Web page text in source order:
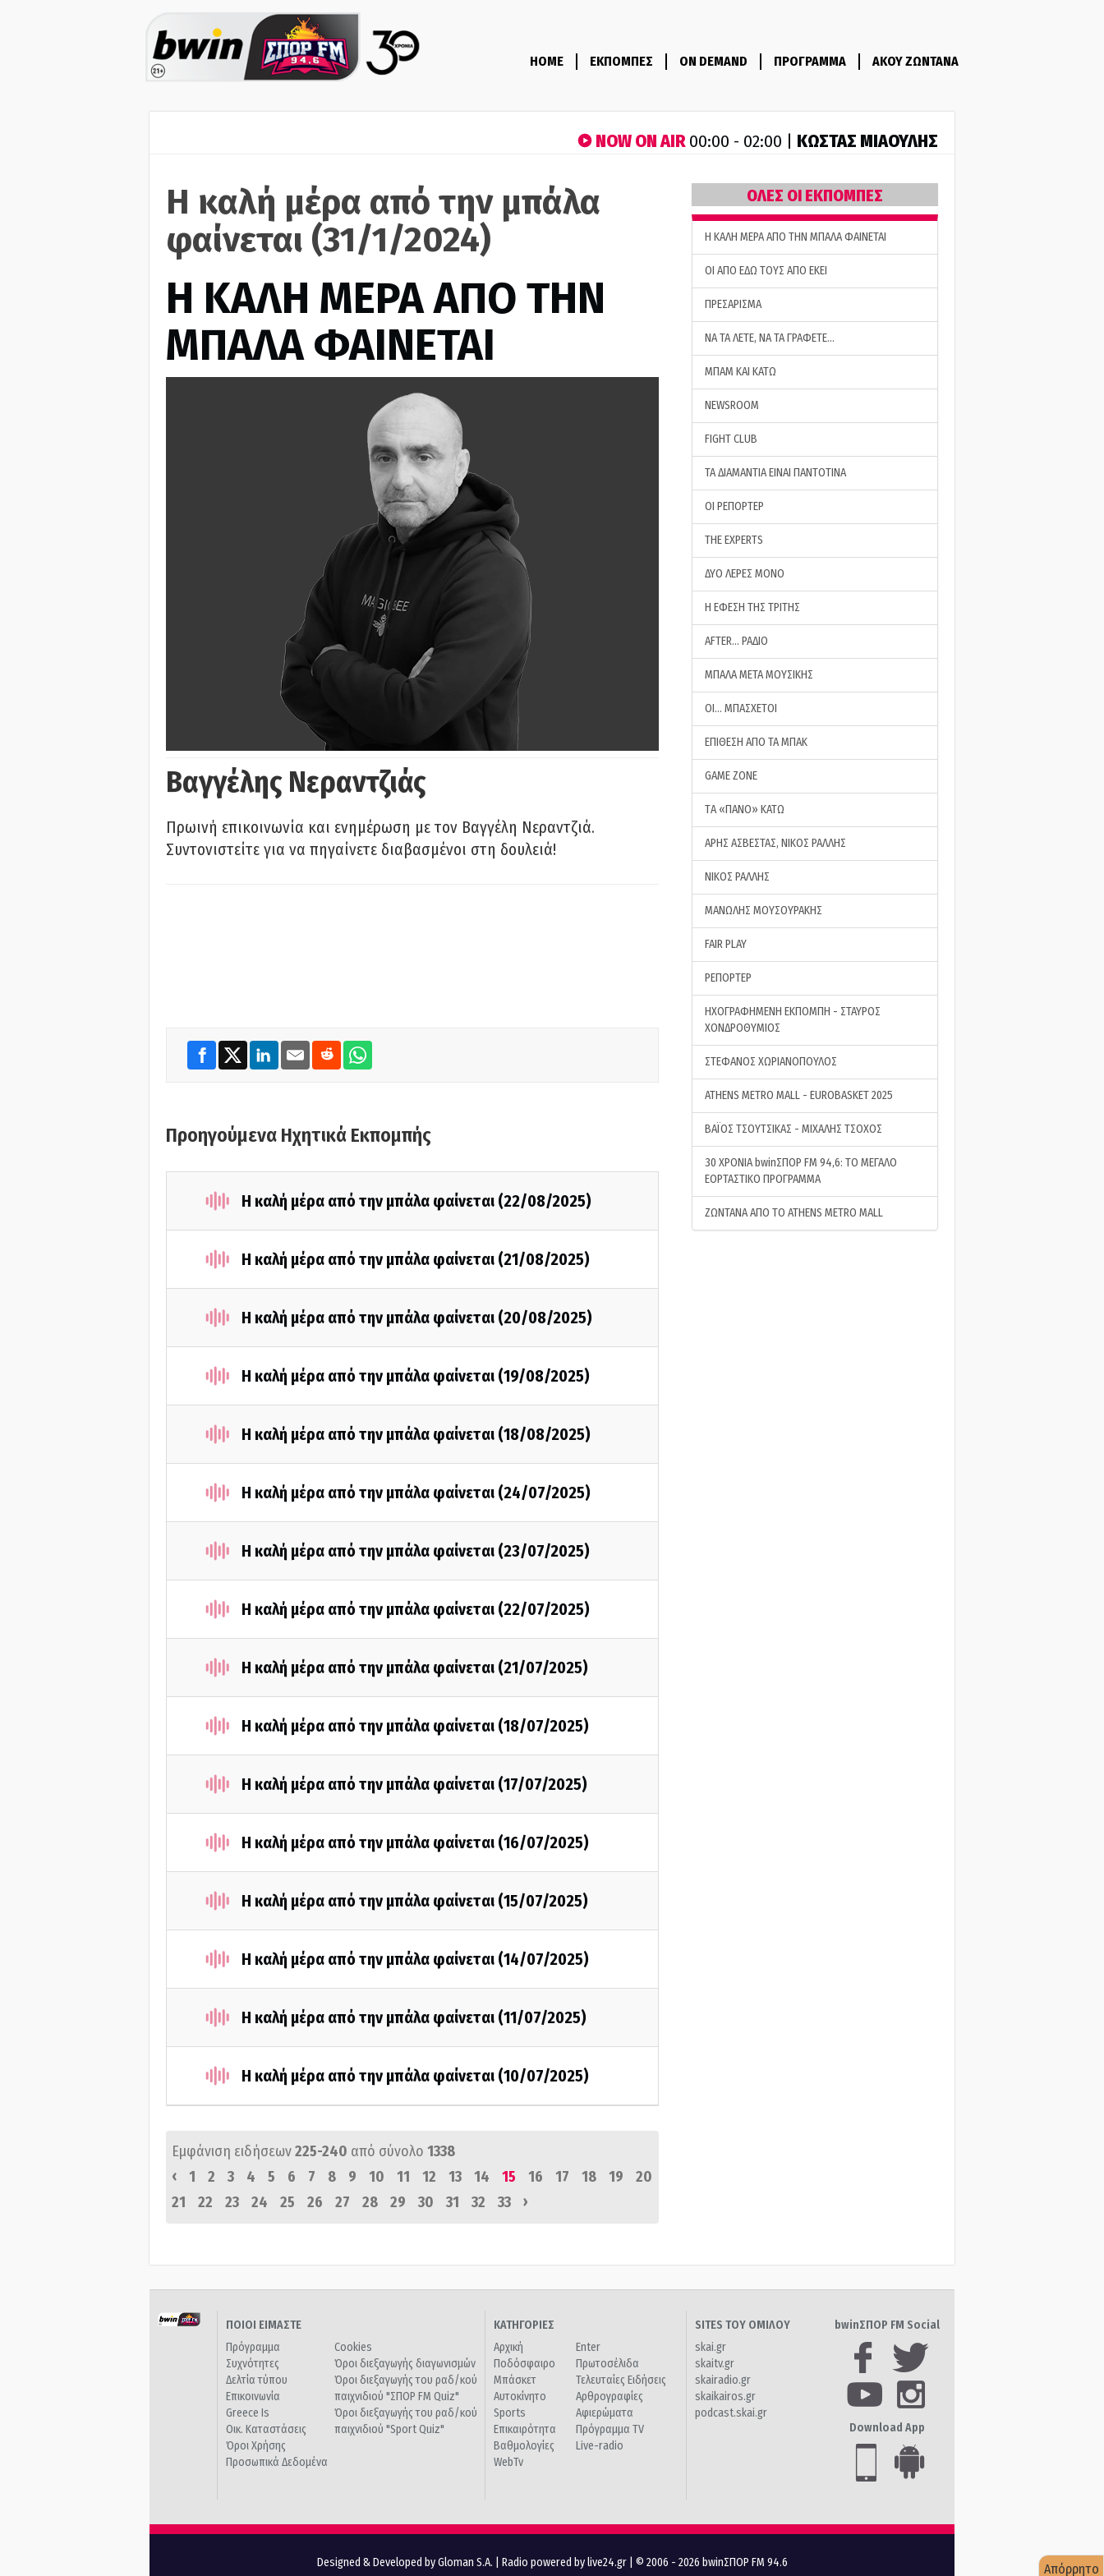
HOME ΕΚΠΟΜΠΕΣ ON DEMAND ΠΡΟΓΡΑΜΜΑ ΑΚΟΥ ΖΩΝΤΑΝΑ
NOW ON AIR00:00 - 02:00 | ΚΩΣΤΑΣ ΜΙΑΟΥΛΗΣ
Η καλή μέρα από την μπάλα
φαίνεται (31/1/2024)
H ΚΑΛΗ ΜΕΡΑ ΑΠΟ ΤΗΝ
ΜΠΑΛΑ ΦΑΙΝΕΤΑΙ
Βαγγέλης Νεραντζιάς
Πρωινή επικοινωνία και ενημέρωση με τον Βαγγέλη Νεραντζιά.
Συντονιστείτε για να πηγαίνετε διαβασμένοι στη δουλειά!
Προηγούμενα Ηχητικά Εκπομπής
Η καλή μέρα από την μπάλα φαίνεται (22/08/2025)
Η καλή μέρα από την μπάλα φαίνεται (21/08/2025)
Η καλή μέρα από την μπάλα φαίνεται (20/08/2025)
Η καλή μέρα από την μπάλα φαίνεται (19/08/2025)
Η καλή μέρα από την μπάλα φαίνεται (18/08/2025)
Η καλή μέρα από την μπάλα φαίνεται (24/07/2025)
Η καλή μέρα από την μπάλα φαίνεται (23/07/2025)
Η καλή μέρα από την μπάλα φαίνεται (22/07/2025)
Η καλή μέρα από την μπάλα φαίνεται (21/07/2025)
Η καλή μέρα από την μπάλα φαίνεται (18/07/2025)
Η καλή μέρα από την μπάλα φαίνεται (17/07/2025)
Η καλή μέρα από την μπάλα φαίνεται (16/07/2025)
Η καλή μέρα από την μπάλα φαίνεται (15/07/2025)
Η καλή μέρα από την μπάλα φαίνεται (14/07/2025)
Η καλή μέρα από την μπάλα φαίνεται (11/07/2025)
Η καλή μέρα από την μπάλα φαίνεται (10/07/2025)
Εμφάνιση ειδήσεων225-240 από σύνολο 1338
‹
1 2 3 4 5 6 7 8 9 10 11 12 13 14 15 16 17 18 19
20
21
22 23 24 25 26 27 28 29 30 31 32 33 ›
ΟΛΕΣ ΟΙ ΕΚΠΟΜΠΕΣ
H ΚΑΛΗ ΜΕΡΑ ΑΠΟ ΤΗΝ ΜΠΑΛΑ ΦΑΙΝΕΤΑΙ
ΟΙ ΑΠΟ ΕΔΩ ΤΟΥΣ ΑΠΟ ΕΚΕΙ
ΠΡΕΣΑΡΙΣΜΑ
ΝΑ ΤΑ ΛΕΤΕ, ΝΑ ΤΑ ΓΡΑΦΕΤΕ…
ΜΠΑΜ ΚΑΙ ΚΑΤΩ
NEWSROOM
FIGHT CLUB
ΤΑ ΔΙΑΜΑΝΤΙΑ ΕΙΝΑΙ ΠΑΝΤΟΤΙΝΑ
ΟΙ ΡΕΠΟΡΤΕΡ
THE EXPERTS
ΔΥΟ ΛΕΡΕΣ ΜΟΝΟ
Η ΕΦΕΣΗ ΤΗΣ ΤΡΙΤΗΣ
AFTER… ΡΑΔΙΟ
ΜΠΑΛΑ ΜΕΤΑ ΜΟΥΣΙΚΗΣ
ΟΙ… ΜΠΑΣΧΕΤΟΙ
ΕΠΙΘΕΣΗ ΑΠΟ ΤΑ ΜΠΑΚ
GAME ZONE
ΤA «ΠΑΝΟ» ΚΑΤΩ
ΑΡΗΣ ΑΣΒΕΣΤΑΣ, ΝΙΚΟΣ ΡΑΛΛΗΣ
ΝΙΚΟΣ ΡΑΛΛΗΣ
ΜΑΝΩΛΗΣ ΜΟΥΣΟΥΡΑΚΗΣ
FAIR PLAY
ΡΕΠΟΡΤΕΡ
ΗΧΟΓΡΑΦΗΜΕΝΗ ΕΚΠΟΜΠΗ - ΣΤΑΥΡΟΣ
ΧΟΝΔΡΟΘΥΜΙΟΣ
ΣΤΕΦΑΝΟΣ ΧΩΡΙΑΝΟΠΟΥΛΟΣ
ATHENS METRO MALL - EUROBASKET 2025
ΒΑΪΟΣ ΤΣΟΥΤΣΙΚΑΣ - ΜΙΧΑΛΗΣ ΤΣΟΧΟΣ
30 ΧΡΟΝΙΑ bwinΣΠΟΡ FM 94,6: ΤΟ ΜΕΓΑΛΟ
ΕΟΡΤΑΣΤΙΚΟ ΠΡΟΓΡΑΜΜΑ
ΖΩΝΤΑΝΑ ΑΠΟ ΤΟ ATHENS METRO MALL
ΠΟΙΟΙ ΕΙΜΑΣΤΕ
Πρόγραμμα
Συχνότητες
Δελτία τύπου
Επικοινωνία
Greece Is
Οικ. Καταστάσεις
Όροι Χρήσης
Προσωπικά Δεδομένα
Cookies
Όροι διεξαγωγής διαγωνισμών
Όροι διεξαγωγής του ραδ/κού
παιχνιδιού "ΣΠΟΡ FM Quiz"
Όροι διεξαγωγής του ραδ/κού
παιχνιδιού "Sport Quiz"
ΚΑΤΗΓΟΡΙΕΣ
Αρχική
Ποδόσφαιρο
Μπάσκετ
Αυτοκίνητο
Sports
Επικαιρότητα
Βαθμολογίες
WebTv
Enter
Πρωτοσέλιδα
Τελευταίες Ειδήσεις
Αρθρογραφίες
Αφιερώματα
Πρόγραμμα TV
Live-radio
SITES ΤΟΥ ΟΜΙΛΟΥ
skai.gr
skaitv.gr
skairadio.gr
skaikairos.gr
podcast.skai.gr
bwinΣΠΟΡ FM Social
Download App
Designed & Developed by Gloman S.A. Radio powered by live24.gr | © 2006 - 2026 bwinΣΠΟΡ FM 94.6 Απόρρητο